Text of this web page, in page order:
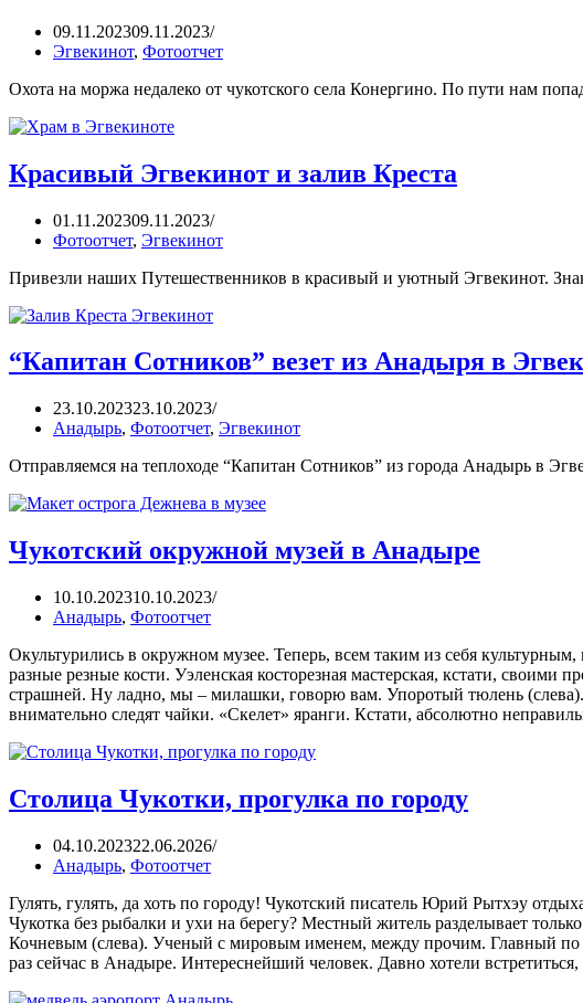
09.11.202309.11.2023
Эгвекинот, Фотоотчет
Охота на моржа недалеко от чукотского села Конергино. По пути нам
Красивый Эгвекинот и залив Креста
01.11.202309.11.2023
Фотоотчет, Эгвекинот
Привезли наших Путешественников в красивый и уютный Эгвекинот.
“Капитан Сотников” везет из Анадыря в
23.10.202323.10.2023
Анадырь, Фотоотчет, Эгвекинот
Отправляемся на теплоходе “Капитан Сотников” из города Анадырь в
Чукотский окружной музей в Анадыре
10.10.202310.10.2023
Анадырь, Фотоотчет
Окультурились в окружном музее. Теперь, всем таким из себя
разные резные кости. Уэленская косторезная мастерская, кстати, своими
страшней. Ну ладно, мы – милашки, говорю вам. Упоротый тюлень
внимательно следят чайки. «Скелет» яранги. Кстати, абсолютно
Столица Чукотки, прогулка по городу
04.10.202322.06.2026
Анадырь, Фотоотчет
Гулять, гулять, да хоть по городу! Чукотский писатель Юрий Рытхэу
Чукотка без рыбалки и ухи на берегу? Местный житель разделывает
Кочневым (слева). Ученый с мировым именем, между прочим. Главный
раз сейчас в Анадыре. Интереснейший человек. Давно хотели